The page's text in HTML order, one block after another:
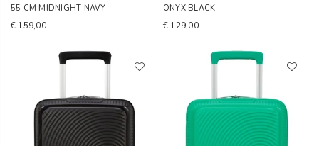
55 CM MIDNIGHT NAVY
€ 159,00
ONYX BLACK
€ 129,00